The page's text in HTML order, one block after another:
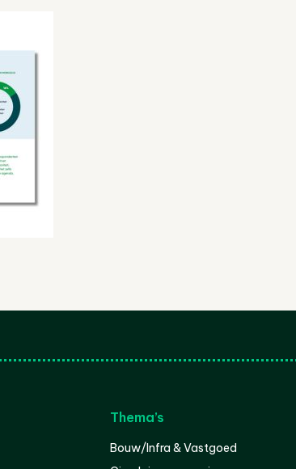
Thema’s
Bouw/Infra & Vastgoed